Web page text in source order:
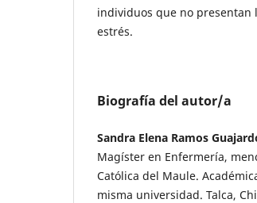
individuos que no
estrés.
Biografía del autor/a
Sandra Elena Ramos
Magíster en Enfermería,
Católica del Maule.
misma universidad. Talca,